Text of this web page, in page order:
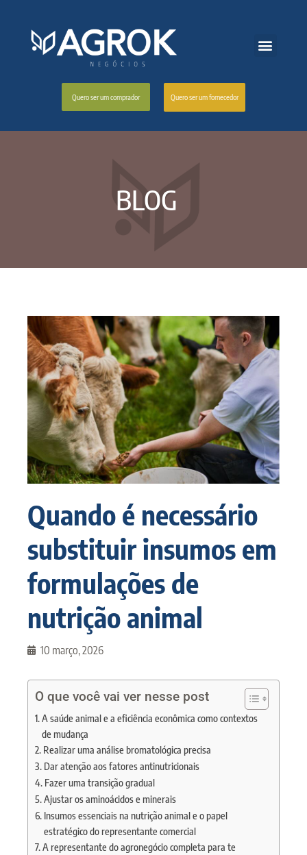
Quero ser um comprador Quero ser um fornecedor
BLOG
Quando é necessário
substituir insumos em
formulações de
nutrição animal
10 março, 2026
O que você vai ver nesse post
A saúde animal e a eficiência econômica como contextos
de mudança
Realizar uma análise bromatológica precisa
Dar atenção aos fatores antinutricionais
Fazer uma transição gradual
Ajustar os aminoácidos e minerais
Insumos essenciais na nutrição animal e o papel
estratégico do representante comercial
A representante do agronegócio completa para te